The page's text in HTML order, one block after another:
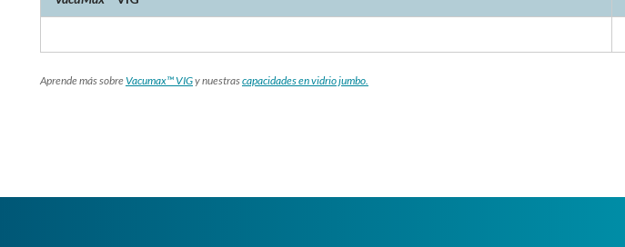
Aprende más sobreVacumax™ VIGy nuestrascapacidades en vidrio jumbo.